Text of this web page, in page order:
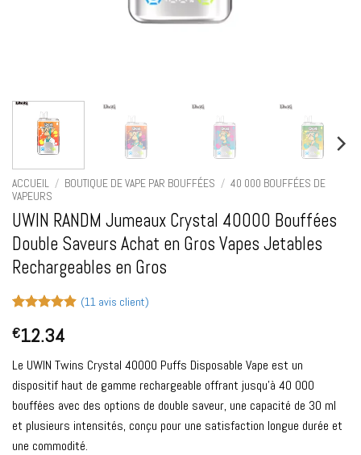
ACCUEIL / BOUTIQUE DE VAPE PAR BOUFFÉES / 40 000 BOUFFÉES DE
VAPEURS
UWIN RANDM Jumeaux Crystal 40000 Bouffées
Double Saveurs Achat en Gros Vapes Jetables
Rechargeables en Gros
sur 5 basé
sur
notations
client
(11 avis client)
€12.34
Le UWIN Twins Crystal 40000 Puffs Disposable Vape est un
dispositif haut de gamme rechargeable offrant jusqu'à 40 000
bouffées avec des options de double saveur, une capacité de 30 ml
et plusieurs intensités, conçu pour une satisfaction longue durée et
une commodité.